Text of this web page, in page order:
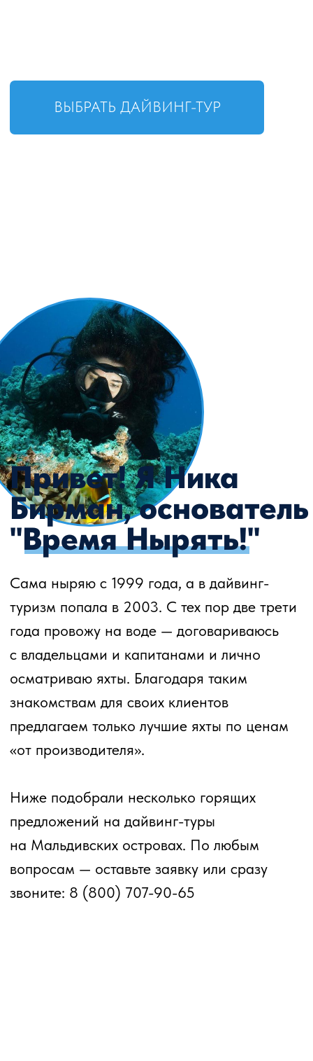
года провожу на воде — договариваюсь
с владельцами и капитанами и лично
осматриваю яхты. Благодаря таким
знакомствам для своих клиентов
предлагаем только лучшие яхты по ценам
«от производителя».
Ниже подобрали несколько горящих
предложений на дайвинг-туры
на Мальдивских островах. По любым
вопросам — оставьте заявку или сразу
звоните:8 (800) 707-90-65